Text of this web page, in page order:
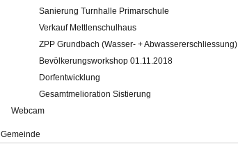
Sanierung Turnhalle Primarschule
Verkauf Mettlenschulhaus
ZPP Grundbach (Wasser- + Abwassererschliessung)
Bevölkerungsworkshop 01.11.2018
Dorfentwicklung
Gesamtmelioration Sistierung
Webcam
Gemeinde